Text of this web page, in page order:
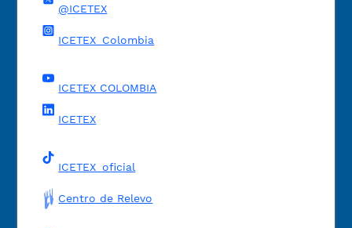
@ICETEX
ICETEX_Colombia
ICETEX COLOMBIA
ICETEX
ICETEX_oficial
Centro de Relevo